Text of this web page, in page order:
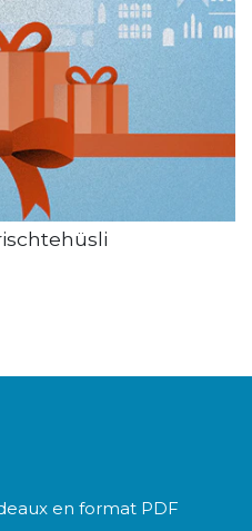
en format PDF